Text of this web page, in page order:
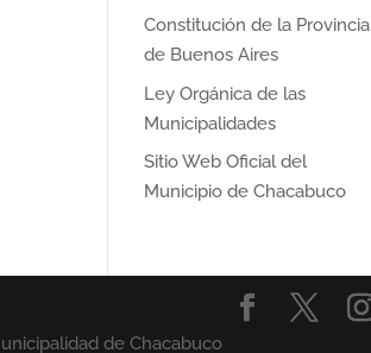
Constitución de la Provincia
de Buenos Aires
Ley Orgánica de las
Municipalidades
Sitio Web Oficial del
Municipio de Chacabuco
de Chacabuco